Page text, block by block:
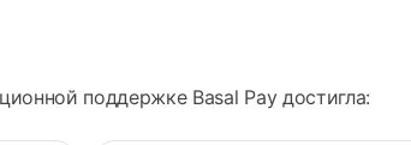
поддержке Basal Pay достигла: